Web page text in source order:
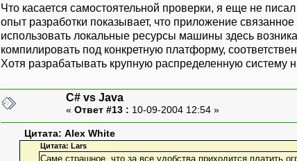
Что касается самостоятельной проверки, я еще не
опыт разработки показывает, что приложение
использовать локальные ресурсы машины здесь
компилировать под конкретную платформу,
Хотя разрабатывать крупную распределенную систему
C# vs Java
« Ответ #13 : 10-09-2004 12:54 »
Цитата: Alex White
Цитата: Lars
Саме страшное, что за все удобства приходится платить